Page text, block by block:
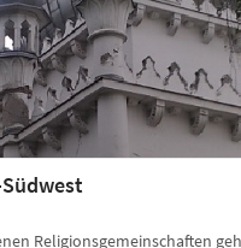
Religionsgemeinschaften